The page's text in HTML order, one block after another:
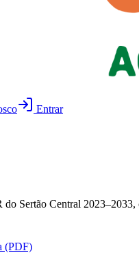
Entrar
Sertão Central
(PDF)